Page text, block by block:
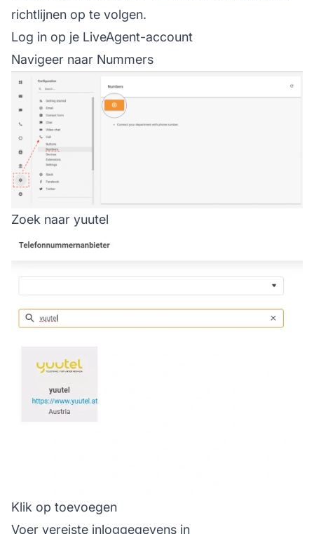
richtlijnen op te volgen.
Log in op je LiveAgent-account
Navigeer naar Nummers
Zoek naar yuutel
Klik op toevoegen
Voer vereiste inloggegevens in